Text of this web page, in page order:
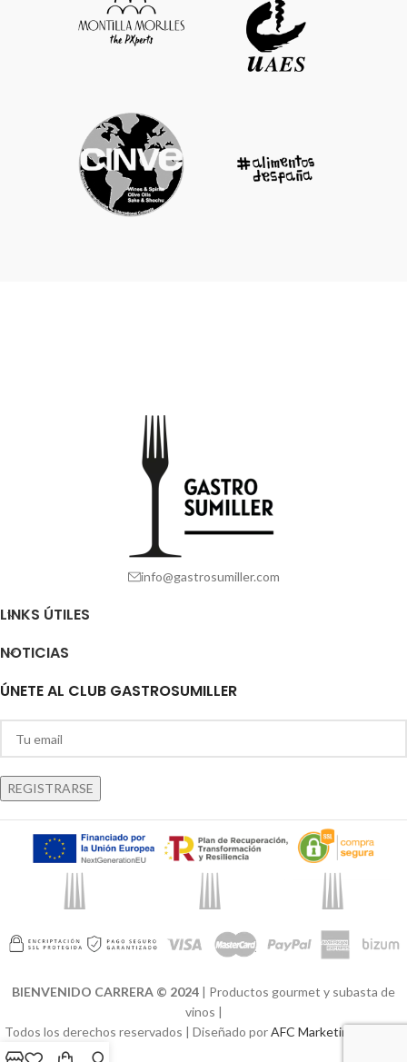
removidos y degüelle manuales.
crianza se realiza en las cavas de la
familia a 10 metros de profundidad con
removidos y degüelle manuales.
info@gastrosumiller.com
LINKS ÚTILES
NOTICIAS
ÚNETE AL CLUB GASTROSUMILLER
BIENVENIDO CARRERA © 2024 | Productos gourmet y subasta de
vinos |
Todos los derechos reservados | Diseñado porAFC Marketing Digital